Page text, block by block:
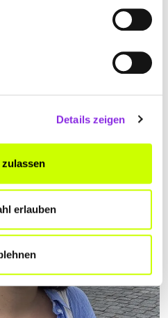
Details zeigen
zulassen
erlauben
IN WÜRZBURG: THEA …